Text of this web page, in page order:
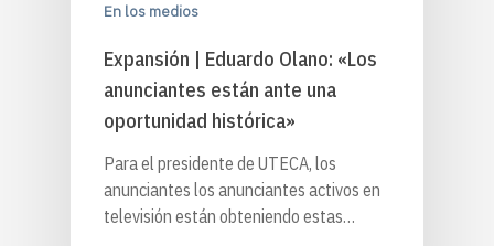
En los medios
Expansión | Eduardo Olano: «Los
anunciantes están ante una
oportunidad histórica»
Para el presidente de UTECA, los
anunciantes los anunciantes activos en
televisión están obteniendo estas…